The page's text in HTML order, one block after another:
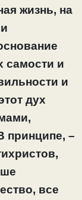
жизнь, на
самости и
и
дух
принципе, –
все